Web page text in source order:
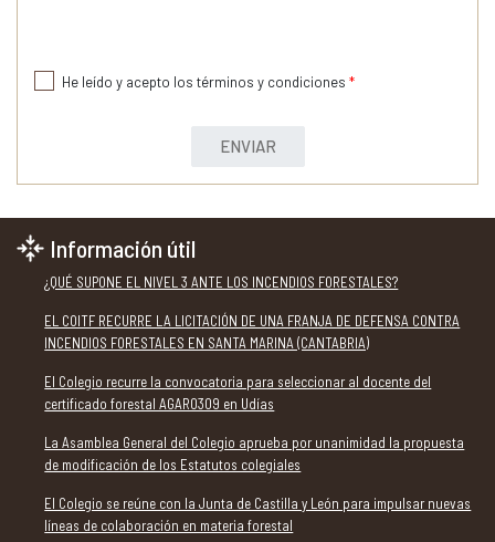
He leído y acepto los términos y condiciones *
ENVIAR
Información útil
¿QUÉ SUPONE EL NIVEL 3 ANTE LOS INCENDIOS FORESTALES?
EL COITF RECURRE LA LICITACIÓN DE UNA FRANJA DE DEFENSA CONTRA
INCENDIOS FORESTALES EN SANTA MARINA (CANTABRIA)
El Colegio recurre la convocatoria para seleccionar al docente del
certificado forestal AGAR0309 en Udías
La Asamblea General del Colegio aprueba por unanimidad la propuesta
de modificación de los Estatutos colegiales
El Colegio se reúne con la Junta de Castilla y León para impulsar nuevas
líneas de colaboración en materia forestal